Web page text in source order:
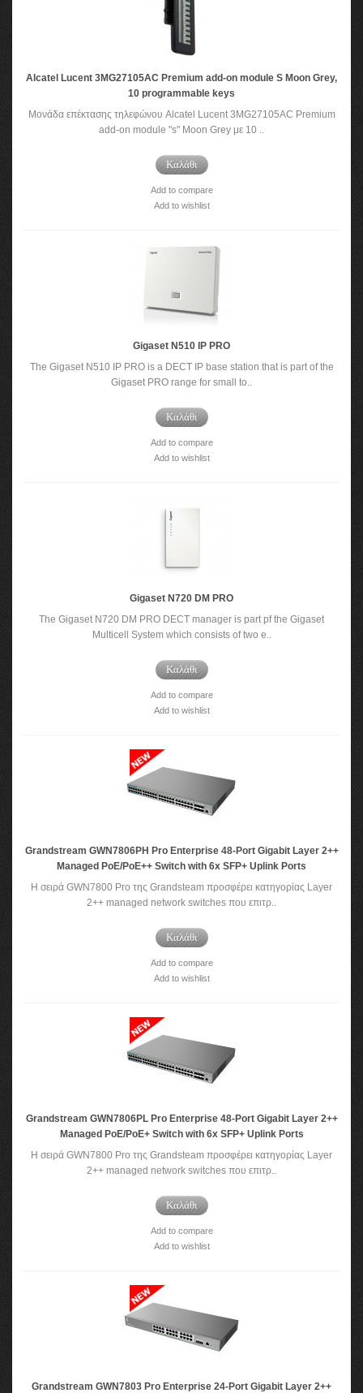
Alcatel Lucent 3MG27105AC Premium add-on module S Moon Grey,
10 programmable keys
Μονάδα επέκτασης τηλεφώνου Alcatel Lucent 3MG27105AC Premium
add-on module "s" Moon Grey με 10 ..
Καλάθι
Add to compare
Add to wishlist
Gigaset N510 IP PRO
The Gigaset N510 IP PRO is a DECT IP base station that is part of the
Gigaset PRO range for small to..
Καλάθι
Add to compare
Add to wishlist
Gigaset N720 DM PRO
The Gigaset N720 DM PRO DECT manager is part pf the Gigaset
Multicell System which consists of two e..
Καλάθι
Add to compare
Add to wishlist
Grandstream GWN7806PH Pro Enterprise 48-Port Gigabit Layer 2++
Managed PoE/PoE++ Switch with 6x SFP+ Uplink Ports
Η σειρά GWN7800 Pro της Grandsteam προσφέρει κατηγορίας Layer
2++ managed network switches που επιτρ..
Καλάθι
Add to compare
Add to wishlist
Grandstream GWN7806PL Pro Enterprise 48-Port Gigabit Layer 2++
Managed PoE/PoE+ Switch with 6x SFP+ Uplink Ports
Η σειρά GWN7800 Pro της Grandsteam προσφέρει κατηγορίας Layer
2++ managed network switches που επιτρ..
Καλάθι
Add to compare
Add to wishlist
Grandstream GWN7803 Pro Enterprise 24-Port Gigabit Layer 2++